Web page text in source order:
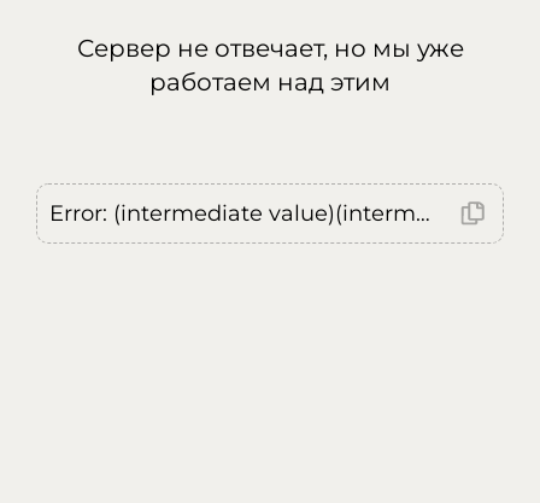
Сервер не отвечает, но мы уже
работаем над этим
Error: (intermediate value)(intermediate value)(intermediate value).replaceAll is not a function